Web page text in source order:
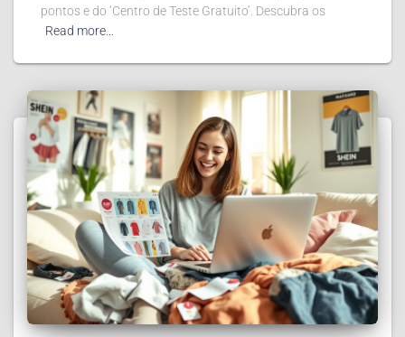
pontos e do ‘Centro de Teste Gratuito’. Descubra os
Read more…